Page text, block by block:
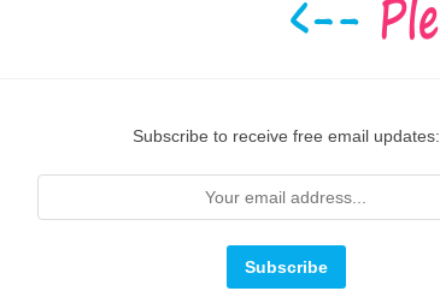
Subscribe to receive free email updates: